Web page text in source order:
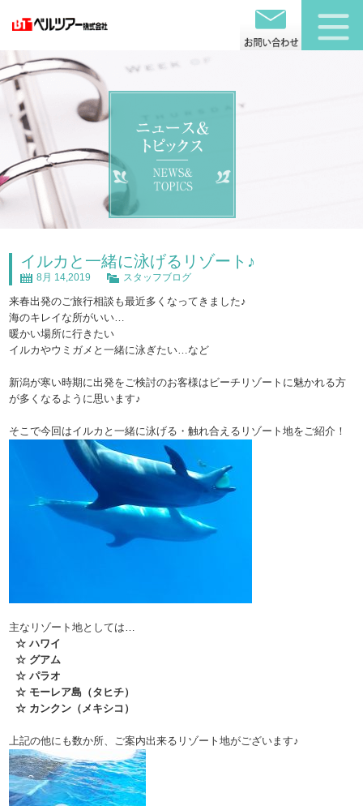
イルカと一緒に泳げるリゾート♪
8月 14,2019 スタッフブログ
来春出発のご旅行相談も最近多くなってきました♪
海のキレイな所がいい…
暖かい場所に行きたい
イルカやウミガメと一緒に泳ぎたい…など
新潟が寒い時期に出発をご検討のお客様はビーチリゾートに魅かれる方
が多くなるように思います♪
そこで今回はイルカと一緒に泳げる・触れ合えるリゾート地をご紹介！
主なリゾート地としては…
☆ ハワイ
☆ グアム
☆ パラオ
☆ モーレア島（タヒチ）
☆ カンクン（メキシコ）
上記の他にも数か所、ご案内出来るリゾート地がございます♪